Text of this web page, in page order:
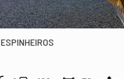
ESPINHEIROS